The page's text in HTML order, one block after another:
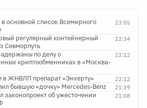
23:05
основной список Всемирного
22:34
регулярный контейнерный
Севморпуть
22:12
по делу о
криптообменниках в «Москва-
22:12
в ЖНВЛП препарат «Энхерту»
21:39
бывшую «дочку» Mercedes-Benz
21:08
об ужесточении